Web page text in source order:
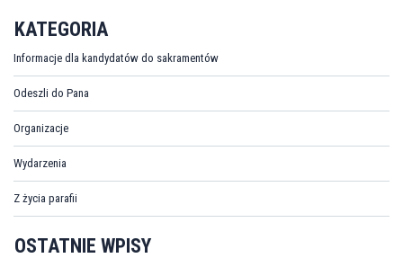
KATEGORIA
Informacje dla kandydatów do sakramentów
Odeszli do Pana
Organizacje
Wydarzenia
Z życia parafii
OSTATNIE WPISY